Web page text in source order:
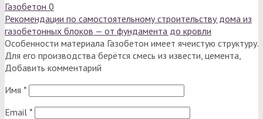
Газобетон 0
Рекомендации по самостоятельному строительству дома из
газобетонных блоков — от фундамента до кровли
Особенности материала Газобетон имеет ячеистую структуру.
Для его производства берётся смесь из извести, цемента,
Добавить комментарий
Имя *
Email *